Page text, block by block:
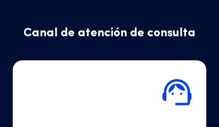
Canal de atención de consulta